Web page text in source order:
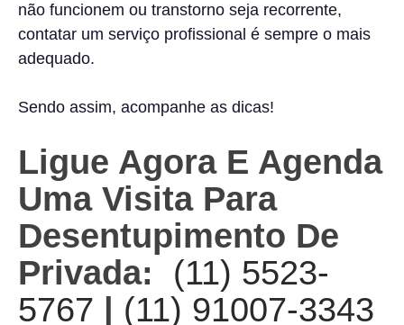
não funcionem ou transtorno seja recorrente,
contatar um serviço profissional é sempre o mais
adequado.
Sendo assim, acompanhe as dicas!
Ligue Agora E Agenda
Uma Visita Para
Desentupimento De
Privada: (11) 5523-
5767
(11) 91007-3343